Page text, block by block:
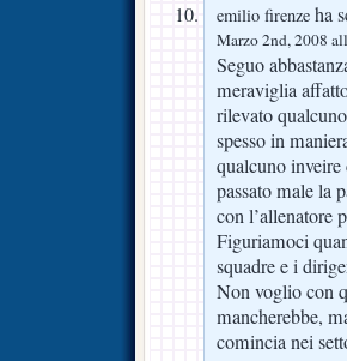
emilio firenze ha
Marzo 2nd, 2008
Seguo
meraviglia
rilevato
spesso in
qualcuno inveire
passato male la
con l’allenatore
Figuriamoci
squadre e i
Non voglio con
mancherebbe,
comincia nei